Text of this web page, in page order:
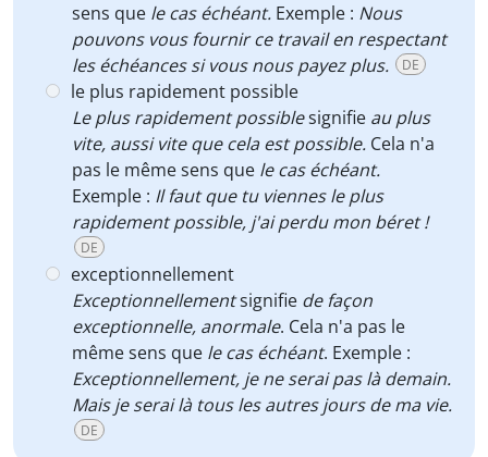
sens que le cas échéant. Exemple : Nous
pouvons vous fournir ce travail en respectant
les échéances si vous nous payez plus.
DE
le plus rapidement possible
Le plus rapidement possiblesignifie au plus
vite, aussi vite que cela est possible. Cela n'a
pas le même sens que le cas échéant.
Exemple : Il faut que tu viennes le plus
rapidement possible, j'ai perdu mon béret !
DE
exceptionnellement
Exceptionnellementsignifie de façon
exceptionnelle, anormale. Cela n'a pas le
même sens que le cas échéant. Exemple :
Exceptionnellement, je ne serai pas là demain.
Mais je serai là tous les autres jours de ma vie.
DE